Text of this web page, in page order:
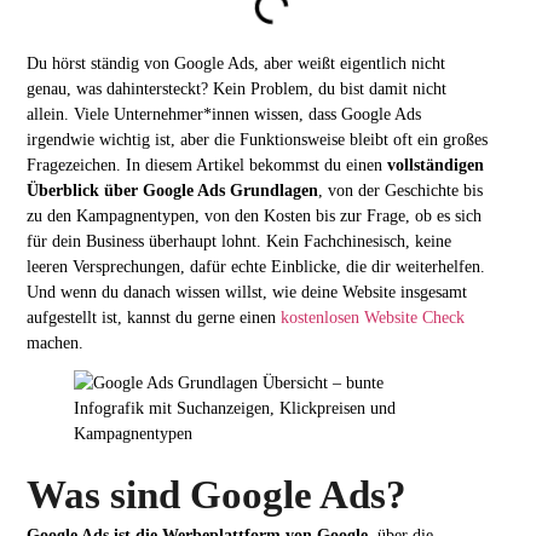
Du hörst ständig von Google Ads, aber weißt eigentlich nicht
genau, was dahintersteckt? Kein Problem, du bist damit nicht
allein. Viele Unternehmer*innen wissen, dass Google Ads
irgendwie wichtig ist, aber die Funktionsweise bleibt oft ein großes
Fragezeichen. In diesem Artikel bekommst du einenvollständigen
Überblick über Google Ads Grundlagen , von der Geschichte bis
zu den Kampagnentypen, von den Kosten bis zur Frage, ob es sich
für dein Business überhaupt lohnt. Kein Fachchinesisch, keine
leeren Versprechungen, dafür echte Einblicke, die dir weiterhelfen.
Und wenn du danach wissen willst, wie deine Website insgesamt
aufgestellt ist, kannst du gerne einenkostenlosen Website Check
machen.
Was sind Google Ads?